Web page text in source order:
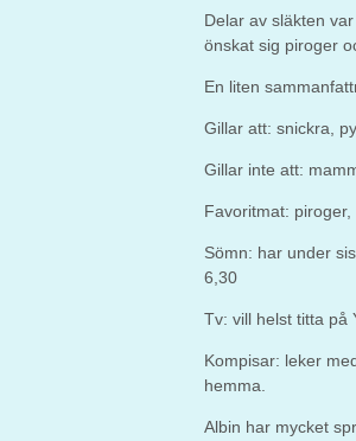
Delar av släkten
önskat sig piroger
En liten
Gillar att: snickra,
Gillar inte att:
Favoritmat: piroger,
Sömn: har under
6,30
Tv: vill helst titta på
Kompisar: leker
hemma.
Albin har mycket